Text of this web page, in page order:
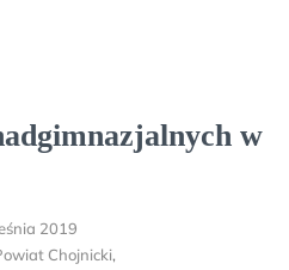
w
2019
Chojnicki,